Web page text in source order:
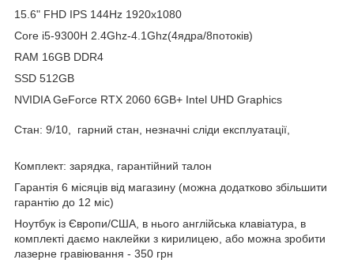
15.6" FHD IPS 144Hz 1920x1080
Core i5-9300H 2.4Ghz-4.1Ghz(4ядра/8потоків)
RAM 16GB DDR4
SSD 512GB
NVIDIA GeForce RTX 2060 6GB+ Intel UHD Graphics
Стан: 9/10, гарний стан, незначні сліди експлуатації,
Комплект: зарядка, гарантійний талон
Гарантія 6 місяців від магазину (можна додатково збільшити
гарантію до 12 міс)
Ноутбук із Європи/США, в нього англійська клавіатура, в
комплекті даємо наклейки з кирилицею, або можна зробити
лазерне гравіювання - 350 грн